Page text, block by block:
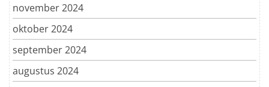
november 2024
oktober 2024
september 2024
augustus 2024